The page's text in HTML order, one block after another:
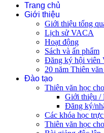
Trang chủ
Giới thiệu
Giới thiệu tổng
Lịch sử VACA
Hoạt động
Sách và ấn phẩm
Đăng ký hội viên
20 năm Thiên
Đào tạo
Thiên văn học
Giới thiệu /
Đăng ký/
Các khóa học
Thiên văn học